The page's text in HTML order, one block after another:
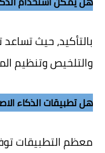
والتلخيص وتنظيم
هل تطبيقات الذكاء
معظم التطبيقات